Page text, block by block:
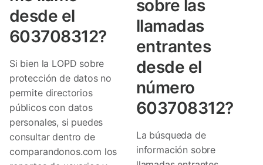
desde el
603708312?
Si bien la LOPD sobre
protección de datos no
permite directorios
públicos con datos
personales, si puedes
consultar dentro de
comparandonos.com los
sobre las
llamadas
entrantes
desde el
número
603708312?
La búsqueda de
información sobre